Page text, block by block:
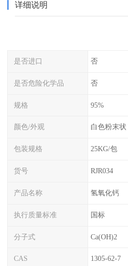
详细说明
是否进口 否
是否危险化学品 否
规格 95%
颜色/外观 白色粉末状
包装规格 25KG/包
货号 RJR034
产品名称 氢氧化钙
执行质量标准 国标
分子式 Ca(OH)2
CAS 1305-62-7